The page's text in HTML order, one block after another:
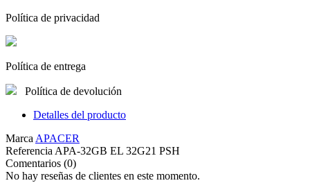
Política de privacidad
Política de entrega
Política de devolución
Detalles del producto
MarcaAPACER
ReferenciaAPA-32GB EL 32G21 PSH
Comentarios (0)
No hay reseñas de clientes en este momento.